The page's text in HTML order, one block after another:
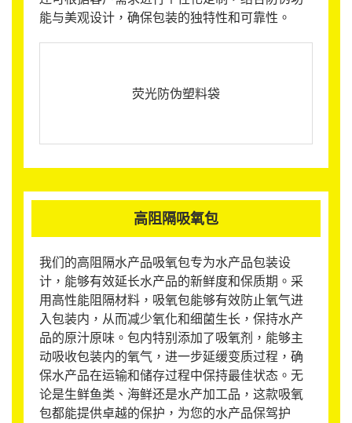
能与美观设计，确保包装的独特性和可靠性。
荧光防伪塑料袋
高阻隔吸氧包
我们的高阻隔水产品吸氧包专为水产品包装设
计，能够有效延长水产品的新鲜度和保质期。采
用高性能阻隔材料，吸氧包能够有效防止氧气进
入包装内，从而减少氧化和细菌生长，保持水产
品的原汁原味。包内特别添加了吸氧剂，能够主
动吸收包装内的氧气，进一步延缓变质过程，确
保水产品在运输和储存过程中保持最佳状态。无
论是生鲜鱼类、海鲜还是水产加工品，这款吸氧
包都能提供卓越的保护，为您的水产品保驾护